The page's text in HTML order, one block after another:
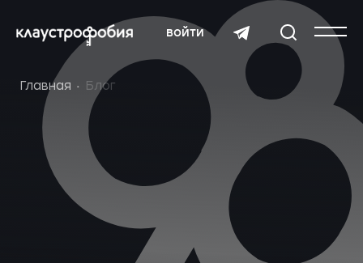
войти
Главная Блог